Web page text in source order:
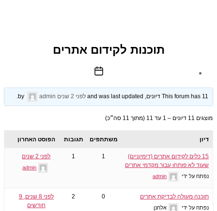
תוכנות לקידום אתרים
תאריך
This forum has 11 דיונים, and was last updated לפני 2 שנים admin
.
מוצגים 11 דיונים – 1 עד 11 (מתוך 11 סה״כ)
דיון משתתפים תגובות הפוסט האחרון
15 כלים לקידום אתרים (דימיוניים)
שעוד לא פותחו עבור מקדמי אתרים
נפתח על ידי admin
1
1 לפני 2 שנים
admin
תוכנה מעולה לבדיקת אתרים
נפתח על ידי אלחנן
0
2
לפני 8 שנים, 9
חודשים